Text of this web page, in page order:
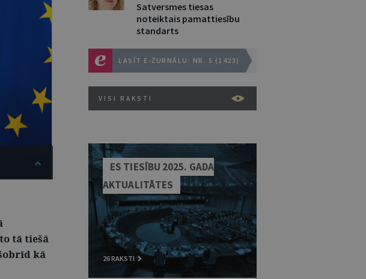
tā tiešā
kā
Satversmes tiesas
noteiktais pamattiesību
standarts
LASĪT E-ŽURNĀLU: NR. 5 (1423)
VISI RAKSTI
ES TIESĪBU 2025. GADA
AKTUALITĀTES
26 RAKSTI